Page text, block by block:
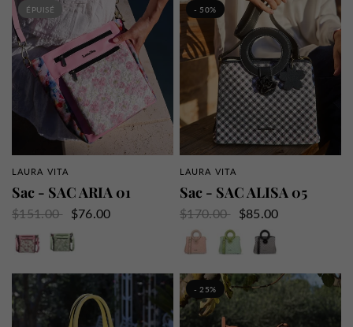
ÉPUISÉ
APERÇU RAPIDE
LAURA VITA
Sac - SAC ARIA 01
$151.00
$76.00
- 50%
APERÇU RAPIDE
LAURA VITA
Sac - SAC ALISA 05
$170.00
$85.00
Rose
Vert Noir
- 25%